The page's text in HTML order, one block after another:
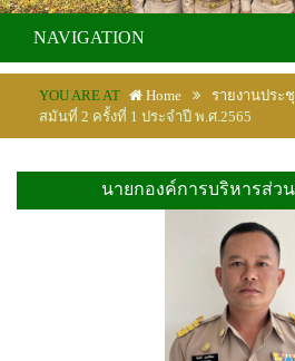
NAVIGATION
YOU ARE AT Home รายงานประ
สมันที่ 2 ครั้งที่ 1 ประจำปี พ.ศ.2565
นายกองค์การบริหารส่ว